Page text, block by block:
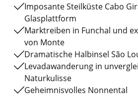
Imposante Steilküste Cabo
Glasplattform
Marktreiben in Funchal und
von Monte
Dramatische Halbinsel São
Levadawanderung in
Naturkulisse
Geheimnisvolles Nonnental